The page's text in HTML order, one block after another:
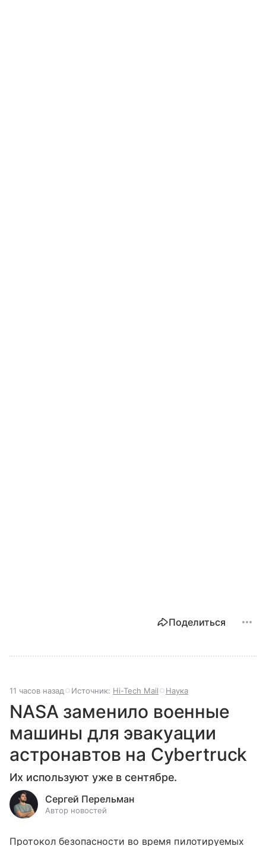
Поделиться
11 часов назад Источник: Hi-Tech Mail Наука
NASA заменило военные
машины для эвакуации
астронавтов на Cybertruck
Их используют уже в сентябре.
Сергей Перельман
Автор новостей
Протокол безопасности во время пилотируемых